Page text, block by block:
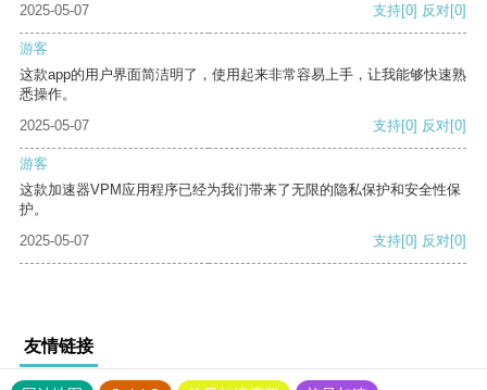
2025-05-07 支持[0] 反对[0]
游客
这款app的用户界面简洁明了，使用起来非常容易上手，让我能够快速熟
悉操作。
2025-05-07
支持[0] 反对[0]
游客
这款加速器VPM应用程序已经为我们带来了无限的隐私保护和安全性保
护。
2025-05-07
支持[0] 反对[0]
友情链接